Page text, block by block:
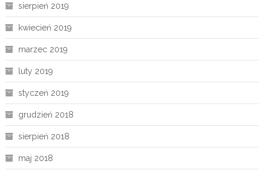
sierpień 2019
kwiecień 2019
marzec 2019
luty 2019
styczeń 2019
grudzień 2018
sierpień 2018
maj 2018